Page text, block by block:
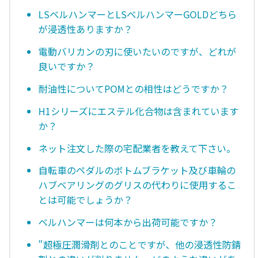
LSベルハンマーとLSベルハンマーGOLDどちら
が浸透性ありますか？
電動バリカンの刃に使いたいのですが、どれが
良いですか？
耐油性についてPOMとの相性はどうですか？
H1シリーズにエステル化合物は含まれています
か？
ネット注文した際の宅配業者を教えて下さい。
自転車のペダルのボトムブラケット及び車輪の
ハブベアリングのグリスの代わりに使用するこ
とは可能でしょうか？
ベルハンマーは何本から出荷可能ですか？
"超極圧潤滑剤とのことですが、他の浸透性防錆